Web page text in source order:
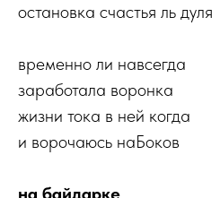
остановка счастья ль дуля
временно ли навсегда
заработала воронка
жизни тока в ней когда
и ворочаюсь наБоков
на байдарке